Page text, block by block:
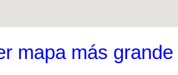
mapa más grande